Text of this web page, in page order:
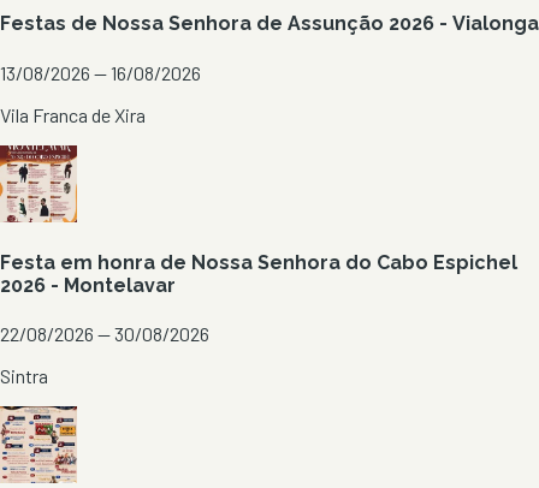
Festas de Nossa Senhora de Assunção 2026 - Vialonga
13/08/2026 — 16/08/2026
Vila Franca de Xira
Festa em honra de Nossa Senhora do Cabo Espichel
2026 - Montelavar
22/08/2026 — 30/08/2026
Sintra